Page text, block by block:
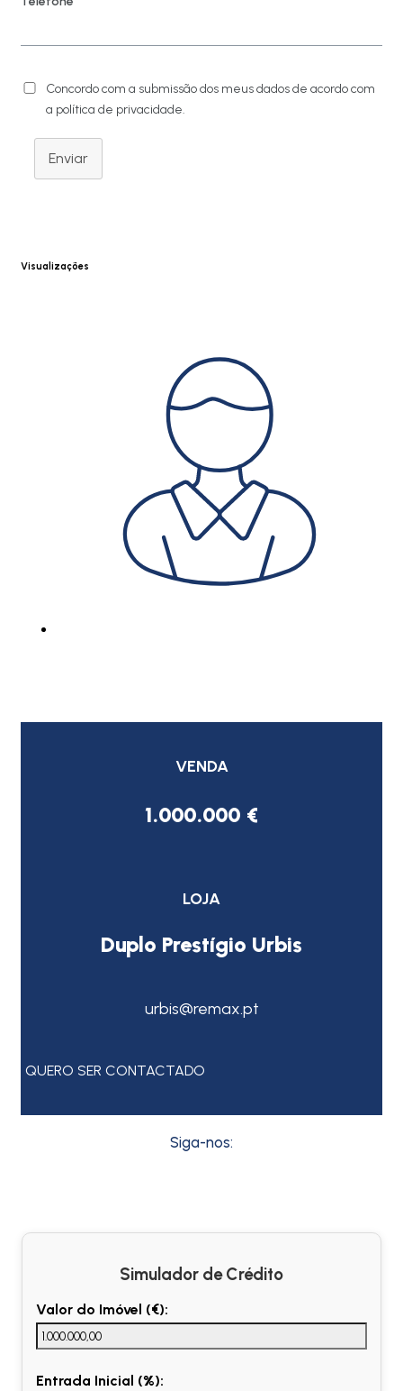
Concordo com a submissão dos meus dados de acordo com
a política de privacidade.
Enviar
Visualizações
VENDA
1.000.000 €
LOJA
Duplo Prestígio Urbis
urbis@remax.pt
QUERO SER CONTACTADO
Siga-nos:
Simulador de Crédito
Valor do Imóvel (€):
Entrada Inicial (%):